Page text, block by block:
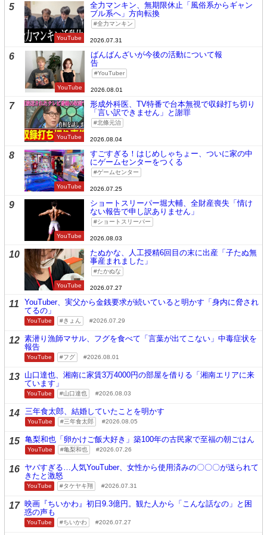
5
YouTube
全力マンキン、無期限休止「風俗系からギャン
ブル系へ」方向転換
全力マンキン
2026.07.31
6
YouTube
ばんばんざいが今後の活動について報
告
YouTuber
2026.08.01
7
YouTube
形成外科医、TV特番で台本無視で収録打ち切り
「言い訳できません」と謝罪
北條元治
2026.08.04
8
YouTube
すごすぎる！はじめしゃちょー、ついに家の中
にゲームセンターをつくる
ゲームセンター
2026.07.25
9
YouTube
ショートスリーパー堀大輔、全財産喪失「情け
ない報告で申し訳ありません」
ショートスリーパー
2026.08.03
10
YouTube
たぬかな、人工授精6回目の末に出産「子たぬ無
事産まれました」
たかぬな
2026.07.27
11
YouTuber、実父から金銭要求が続いていると明かす「身内に脅され
てるの」
YouTube きょん 2026.07.29
12 素潜り漁師マサル、フグを食べて「言葉が出てこない」中毒症状を
報告
YouTube フグ 2026.08.01
13 山口達也、湘南に家賃3万4000円の部屋を借りる「湘南エリアに来
ています」
YouTube 山口達也 2026.08.03
14 三年食太郎、結婚していたことを明かす
YouTube 三年食太郎 2026.08.05
15 亀梨和也「卵かけご飯大好き」築100年の古民家で至福の朝ごはん
YouTube 亀梨和也 2026.07.26
16 ヤバすぎる…人気YouTuber、女性から使用済みの〇〇〇が送られて
きたと激怒
YouTube タケヤキ翔 2026.07.31
17 映画『ちいかわ』初日9.3億円。観た人から「こんな話なの」と困
惑の声も
YouTube ちいかわ 2026.07.27